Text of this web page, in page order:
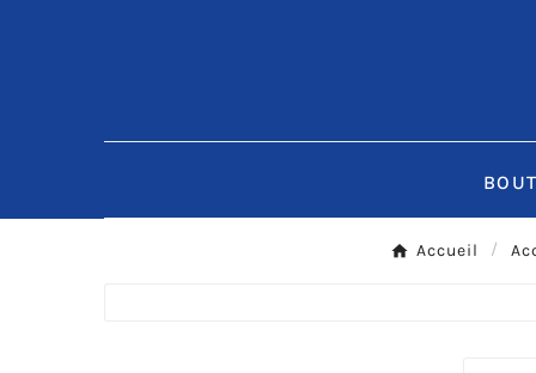
Accueil